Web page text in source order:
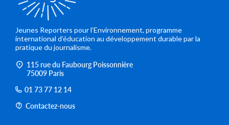
Jeunes Reporters pour l’Environnement, programme
international d’éducation au développement durable par la
pratique du journalisme.
115 rue du Faubourg Poissonnière
75009 Paris
01 73 77 12 14
Contactez-nous